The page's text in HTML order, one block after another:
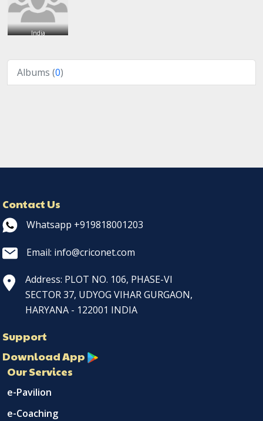
India
Albums (0)
Contact Us
Whatsapp +919818001203
Email: info@criconet.com
Address: PLOT NO. 106, PHASE-VI
SECTOR 37, UDYOG VIHAR GURGAON,
HARYANA - 122001 INDIA
Support
Download App
Our Services
e-Pavilion
e-Coaching